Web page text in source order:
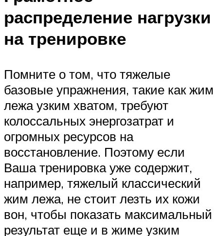
распределение нагрузки
на тренировке
Помните о том, что тяжелые
базовые упражнения, такие как жим
лежа узким хватом, требуют
колоссальных энергозатрат и
огромных ресурсов на
восстановление. Поэтому если
Ваша тренировка уже содержит,
например, тяжелый классический
жим лежа, не стоит лезть их кожи
вон, чтобы показать максимальный
результат еще и в жиме узким